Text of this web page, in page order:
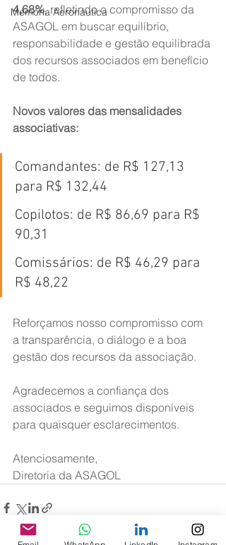
Memória Aeronáutica
4,68%, refletindo o compromisso da
ASAGOL em buscar equilíbrio,
responsabilidade e gestão equilibrada
dos recursos associados em benefício
de todos.
Novos valores das mensalidades
associativas:
Comandantes: de R$ 127,13
para R$ 132,44
Copilotos: de R$ 86,69 para R$
90,31
Comissários: de R$ 46,29 para
R$ 48,22
Reforçamos nosso compromisso com
a transparência, o diálogo e a boa
gestão dos recursos da associação.
Agradecemos a confiança dos
associados e seguimos disponíveis
para quaisquer esclarecimentos.
Atenciosamente,
Diretoria da ASAGOL